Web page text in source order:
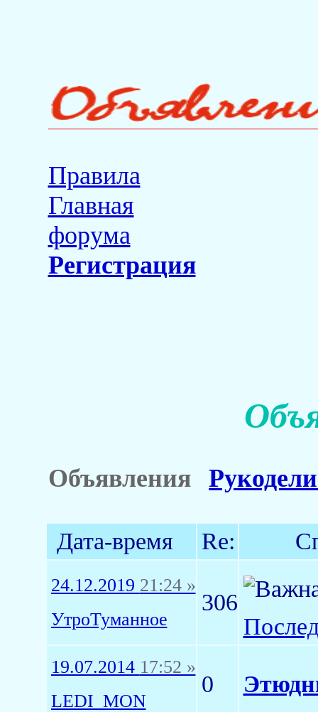
Правила
Главная
форума
Регистрация
Объявления
Дата-время Re:
24.12.2019 21:24 »
УтроТуманное
306
19.07.2014 17:52 »
LEDI_MON
0